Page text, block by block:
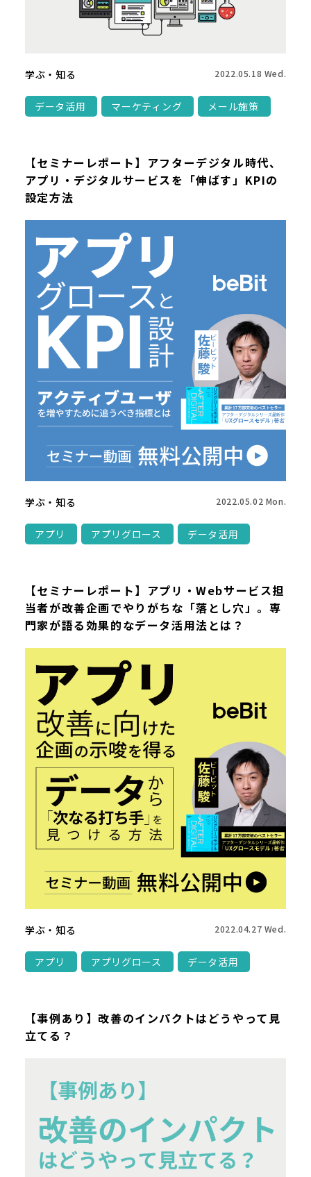
学ぶ・知る 2022.05.18 Wed.
データ活用 マーケティング メール施策
【セミナーレポート】アフターデジタル時代、
アプリ・デジタルサービスを「伸ばす」KPIの
設定方法
学ぶ・知る 2022.05.02 Mon.
アプリ アプリグロース データ活用
【セミナーレポート】アプリ・Webサービス担
当者が改善企画でやりがちな「落とし穴」。専
門家が語る効果的なデータ活用法とは？
学ぶ・知る 2022.04.27 Wed.
アプリ アプリグロース データ活用
【事例あり】改善のインパクトはどうやって見
立てる？